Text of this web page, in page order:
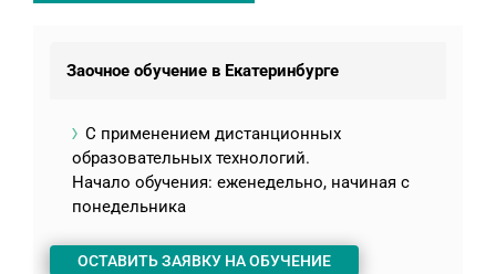
Заочное обучение в Екатеринбурге
С применением дистанционных
образовательных технологий.
Начало обучения: еженедельно, начиная с
понедельника
ОСТАВИТЬ ЗАЯВКУ НА ОБУЧЕНИЕ